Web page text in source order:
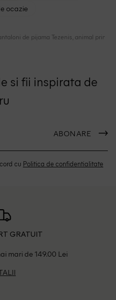
ocazie
de pijama Tezenis, animal print
si fii inspirata de
ABONARE
cu Politica de confidentialitate
GRATUIT
mari de 149.00 Lei